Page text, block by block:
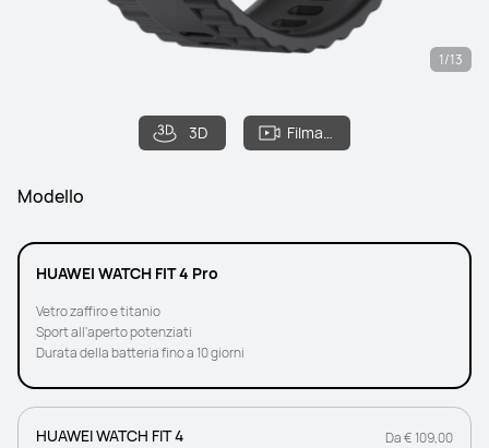
3D Filmato
1/13
Modello
HUAWEI WATCH FIT 4 Pro
Vetro zaffiro e titanio
Sport all'aperto potenziati
Durata della batteria fino a 10 giorni
HUAWEI WATCH FIT 4 Da € 109,00